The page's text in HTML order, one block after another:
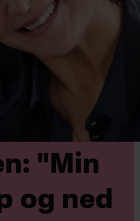
"Min
og ned